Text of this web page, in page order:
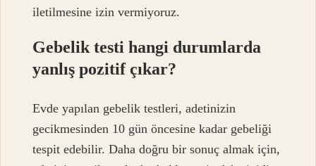
iletilmesine izin vermiyoruz.
Gebelik testi hangi durumlarda
yanlış pozitif çıkar?
Evde yapılan gebelik testleri, adetinizin
gecikmesinden 10 gün öncesine kadar gebeliği
tespit edebilir. Daha doğru bir sonuç almak için,